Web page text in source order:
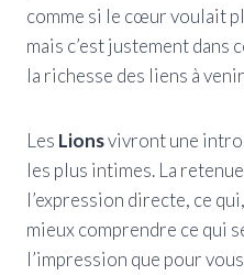
comme si le cœur voulait
mais c’est justement dans
la richesse des liens à
Les Lionsvivront une
les plus intimes. La
l’expression directe, ce
mieux comprendre ce qui
l’impression que pour